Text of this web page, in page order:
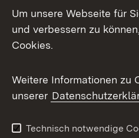
Mastodon
Messenger
Social Wall
X / Twitter
Youtube
Um unsere Webseite für
und verbessern zu
Cookies.
Weitere Informationen zu
unserer
Technisch notwendige